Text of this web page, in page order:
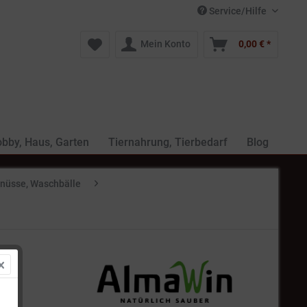
Service/Hilfe
Mein Konto 0,00 € *
Haus, Garten Tiernahrung, Tierbedarf Blog
Waschbälle